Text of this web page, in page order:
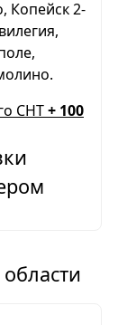
Копейск 2-
СНТ+ 100